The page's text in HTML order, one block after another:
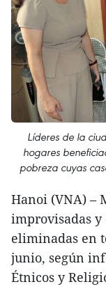
Líderes de la
hogares
pobreza cuyas
Hanoi (VNA) –
improvisadas y
eliminadas en
junio, según
Étnicos y